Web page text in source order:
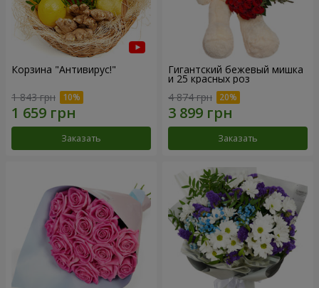
Корзина "Антивирус!"
1 843 грн
Заказать
Гигантский бежевый мишка
и 25 красных роз
4 874 грн
Заказать